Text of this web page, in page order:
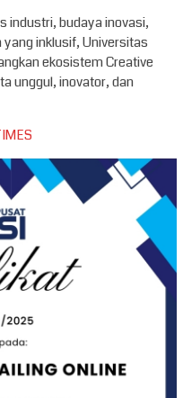
industri, budaya inovasi,
inklusif, Universitas
ekosistem Creative
unggul, inovator, dan